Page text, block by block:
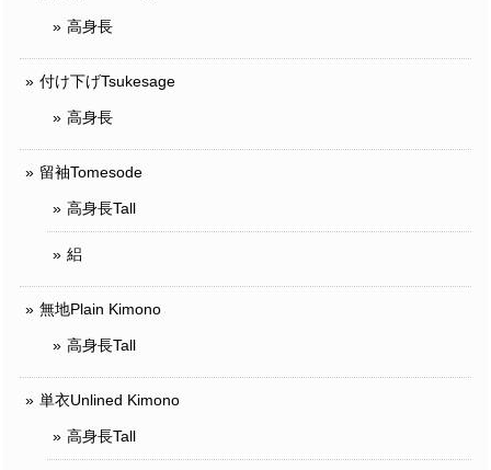
高身長
付け下げTsukesage
高身長
留袖Tomesode
高身長Tall
絽
無地Plain Kimono
高身長Tall
単衣Unlined Kimono
高身長Tall